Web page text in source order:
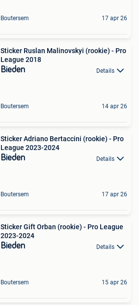
Boutersem 17 apr 26
Sticker Ruslan Malinovskyi (rookie) - Pro
League 2018
Bieden Details
Boutersem 14 apr 26
Sticker Adriano Bertaccini (rookie) - Pro
League 2023-2024
Bieden Details
Boutersem 17 apr 26
Sticker Gift Orban (rookie) - Pro League
2023-2024
Bieden Details
Boutersem 15 apr 26